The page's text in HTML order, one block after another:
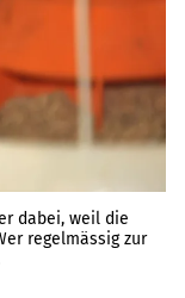
dabei, weil die
regelmässig zur